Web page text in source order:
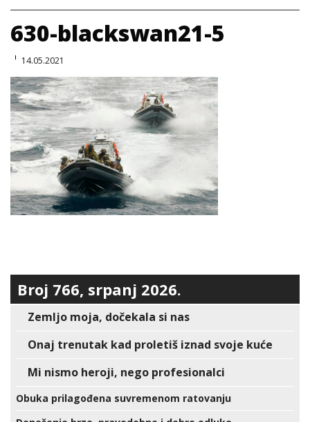
630-blackswan21-5
14.05.2021
Broj 766, srpanj 2026.
Zemljo moja, dočekala si nas
Onaj trenutak kad proletiš iznad svoje kuće
Mi nismo heroji, nego profesionalci
Obuka prilagođena suvremenom ratovanju